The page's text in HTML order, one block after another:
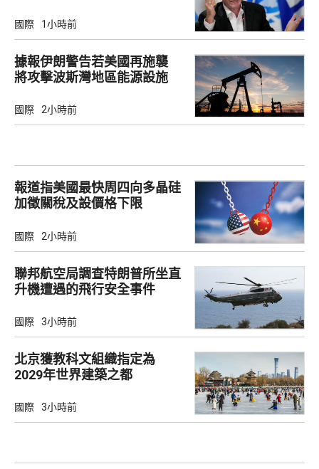
國際 1小時前
據報伊朗警告若美國再施襲
將攻擊波斯灣地區能源設施
國際 2小時前
報道指美國最快周四向多晶硅
加徵關稅及設價格下限
國際 2小時前
聯邦航空局調查特朗普所坐直
升機遭遇的飛行安全事件
國際 3小時前
北京獲教科文組織指定為
2029年世界建築之都
國際 3小時前